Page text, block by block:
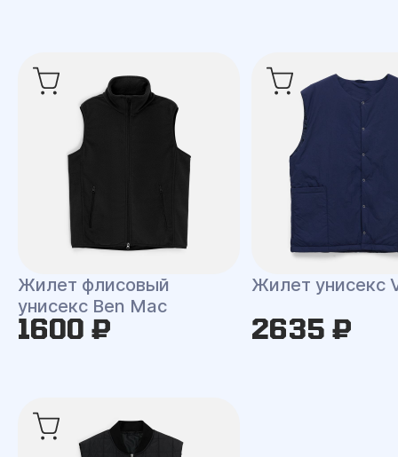
Жилет флисовый
унисекс Ben Mac
1600 ₽
Жилет унисекс
2635 ₽